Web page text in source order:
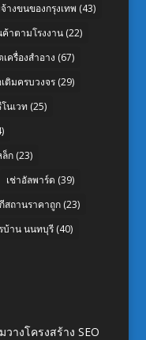
างขนของกรุงเทพ (43)
าตามโรงงาน(22)
ครื่องสำอาง (67)
ติมครบวงจร(29)
นเวท (25)
ล็ก(23)
เช่าอัลพาร์ด (39)
สถานราคาถูก(23)
บ้าน นนทบุรี(40)
างโครงสร้าง SEO